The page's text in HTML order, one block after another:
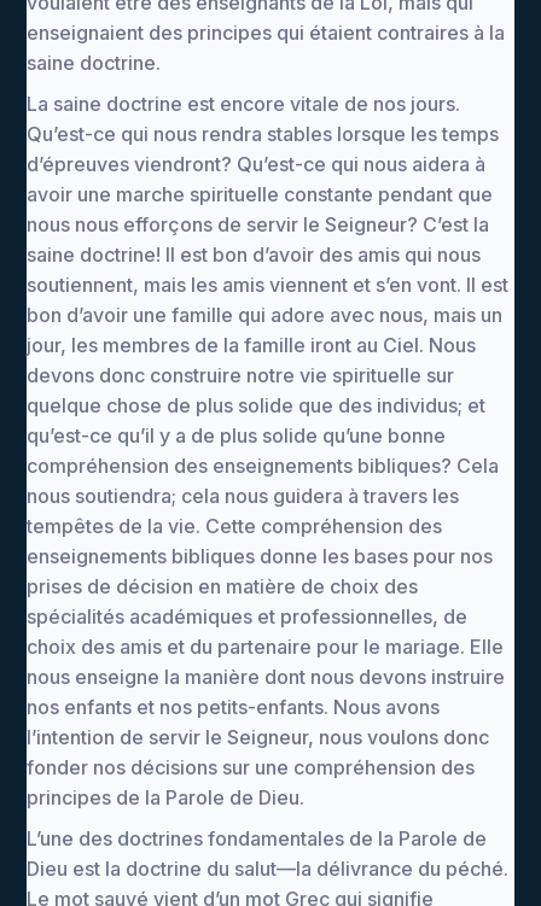
enseignaient des principes qui étaient contraires à la
saine doctrine.
La saine doctrine est encore vitale de nos jours.
Qu’est-ce qui nous rendra stables lorsque les temps
d’épreuves viendront? Qu’est-ce qui nous aidera à
avoir une marche spirituelle constante pendant que
nous nous efforçons de servir le Seigneur? C’est la
saine doctrine! Il est bon d’avoir des amis qui nous
soutiennent, mais les amis viennent et s’en vont. Il est
bon d’avoir une famille qui adore avec nous, mais un
jour, les membres de la famille iront au Ciel. Nous
devons donc construire notre vie spirituelle sur
quelque chose de plus solide que des individus; et
qu’est-ce qu’il y a de plus solide qu’une bonne
compréhension des enseignements bibliques? Cela
nous soutiendra; cela nous guidera à travers les
tempêtes de la vie. Cette compréhension des
enseignements bibliques donne les bases pour nos
prises de décision en matière de choix des
spécialités académiques et professionnelles, de
choix des amis et du partenaire pour le mariage. Elle
nous enseigne la manière dont nous devons instruire
nos enfants et nos petits-enfants. Nous avons
l’intention de servir le Seigneur, nous voulons donc
fonder nos décisions sur une compréhension des
principes de la Parole de Dieu.
L’une des doctrines fondamentales de la Parole de
Dieu est la doctrine du salut—la délivrance du péché.
Le mot sauvé vient d’un mot Grec qui signifie